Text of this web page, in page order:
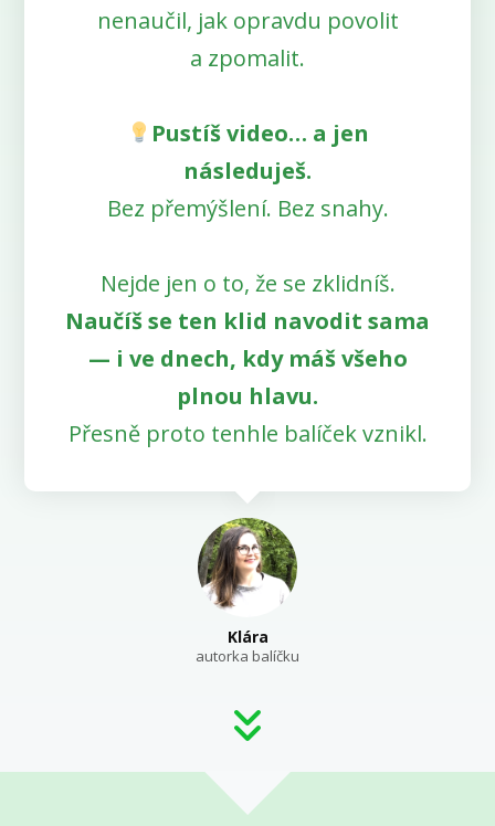
nenaučil, jak opravdu povolit
a zpomalit.
Pustíš video… a jen
následuješ.
Bez přemýšlení. Bez snahy.
Nejde jen o to, že se zklidníš.
Naučíš se ten klid navodit sama
— i ve dnech, kdy máš všeho
plnou hlavu.
Přesně proto tenhle balíček vznikl.
Klára
autorka balíčku